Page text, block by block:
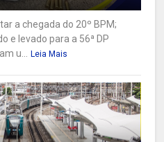
a chegada do 20º BPM;
e levado para a 56ª DP
u...
Leia Mais